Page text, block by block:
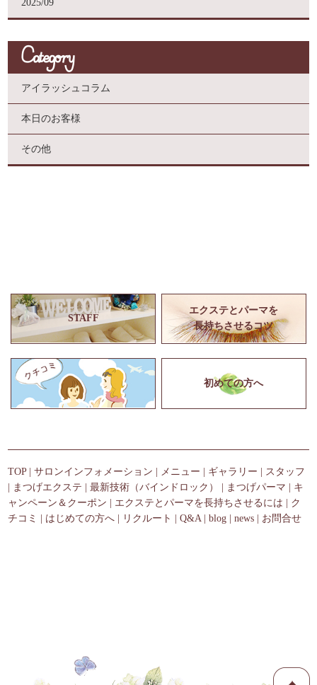
2025/09
Category
アイラッシュコラム
本日のお客様
その他
STAFF
エクステとパーマを
長持ちさせるコツ
初めての方へ
TOP|サロンインフォメーション メニュー ギャラリー
スタッフ
まつげエクステ |最新技術（バインドロック） まつげパーマ
キ
ャンペーン＆クーポン
エクステとパーマを長持ちさせるには
ク
チコミ
はじめての方へ リクルート |Q&A |blog |news お問合せ